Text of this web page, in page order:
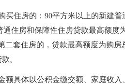
买住房的：90平方米以上的新建
通住房和保障性住房贷款最高额度
二套住房的，贷款最高额度为购房
。
额具体以公积金缴交额、家庭收入